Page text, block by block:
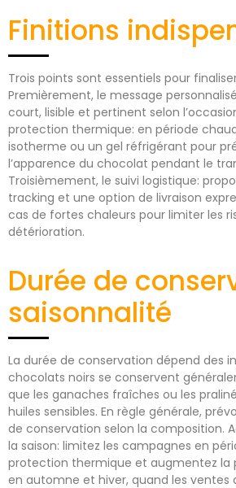
Finitions
Trois points sont essentiels pour
Premièrement, le message
court, lisible et pertinent selon
protection thermique: en période
isotherme ou un gel réfrigérant pour
l’apparence du chocolat pendant le
Troisièmement, le suivi logistique:
tracking et une option de livraison
cas de fortes chaleurs pour limiter les
détérioration.
Durée de
saisonnalité
La durée de conservation dépend des
chocolats noirs se conservent
que les ganaches fraîches ou les
huiles sensibles. En règle générale,
de conservation selon la composition.
la saison: limitez les campagnes en
protection thermique et augmentez la
en automne et hiver, quand les ventes